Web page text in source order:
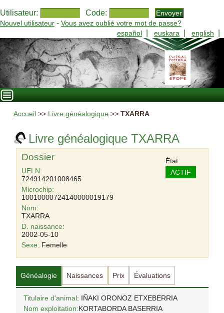
Utilisateur: Code:
Nouvel utilisateur - Vous avez oublié votre mot de passe?
español
euskara english
Accueil >> Livre généalogique >> TXARRA
Livre généalogique TXARRA
Dossier
UELN:
724914201008465
Microchip:
10010000724140000019179
Nom:
TXARRA
D. naissance:
2002-05-10
Sexe: Femelle
État
ACTIF
Généalogie Naissances Prix Évaluations
Titulaire d'animal: IÑAKI ORONOZ ETXEBERRIA
Nom exploitation:KORTABORDA BASERRIA